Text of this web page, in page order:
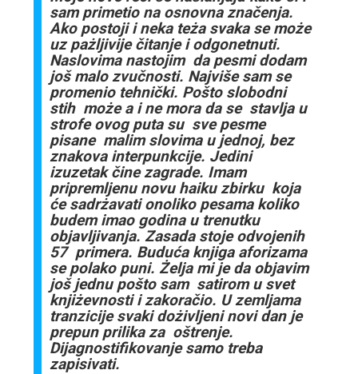
sam primetio na osnovna značenja.
Ako postoji i neka teża svaka se może
uz pażljivije čitanje i odgonetnuti.
Naslovima nastojim da pesmi dodam
još malo zvučnosti. Najviše sam se
promenio tehnički. Pošto slobodni
stih może a i ne mora da se stavlja u
strofe ovog puta su sve pesme
pisane malim slovima u jednoj, bez
znakova interpunkcije. Jedini
izuzetak čine zagrade. Imam
pripremljenu novu haiku zbirku koja
će sadrżavati onoliko pesama koliko
budem imao godina u trenutku
objavljivanja. Zasada stoje odvojenih
57 primera. Buduća knjiga aforizama
se polako puni. Żelja mi je da objavim
još jednu pošto sam satirom u svet
knjiżevnosti i zakoračio. U zemljama
tranzicije svaki dożivljeni novi dan je
prepun prilika za oštrenje.
Dijagnostifikovanje samo treba
zapisivati.